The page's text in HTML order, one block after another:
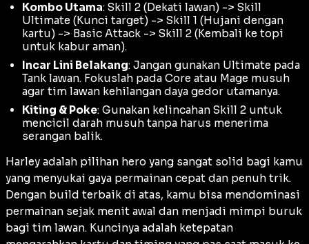
Kombo Utama: Skill 2 (Dekati lawan) -> Skill
Ultimate (Kunci target) -> Skill 1 (Hujani dengan
kartu) -> Basic Attack -> Skill 2 (Kembali ke topi
untuk kabur aman).
Incar Lini Belakang: Jangan gunakan Ultimate pada
Tank lawan. Fokuslah pada Core atau Mage musuh
agar tim lawan kehilangan daya gedor utamanya.
Kiting & Poke: Gunakan kelincahan Skill 2 untuk
mencicil darah musuh tanpa harus menerima
serangan balik.
Harley adalah pilihan hero yang sangat solid bagi kamu
yang menyukai gaya permainan cepat dan penuh trik.
Dengan build terbaik di atas, kamu bisa mendominasi
permainan sejak menit awal dan menjadi mimpi buruk
bagi tim lawan. Kuncinya adalah ketepatan